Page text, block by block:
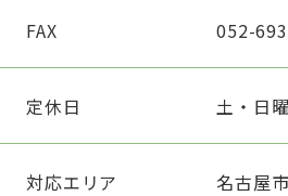
FAX 052-
定休日 土・日
対応エリア 名古屋